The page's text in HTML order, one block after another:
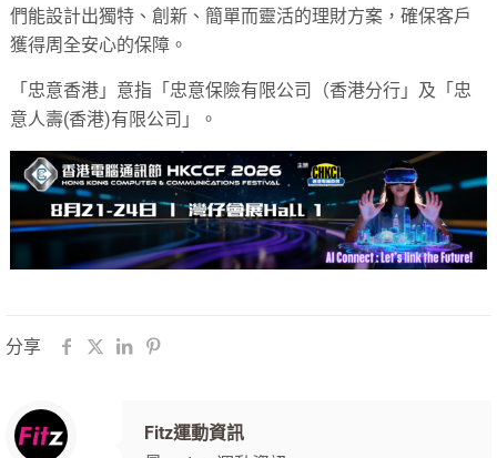
們能設計出獨特、創新、簡單而靈活的理財方案，確保客戶
獲得周全安心的保障。
「忠意香港」意指「忠意保險有限公司（香港分行」及「忠
意人壽(香港)有限公司」。
分享
Fitz運動資訊